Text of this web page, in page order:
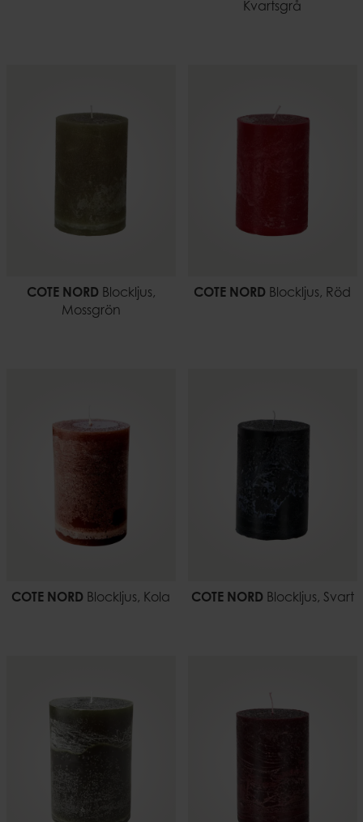
Kvartsgrå
COTE NORD Blockljus,
Mossgrön
COTE NORD Blockljus, Röd
COTE NORD Blockljus, Kola COTE NORD Blockljus, Svart